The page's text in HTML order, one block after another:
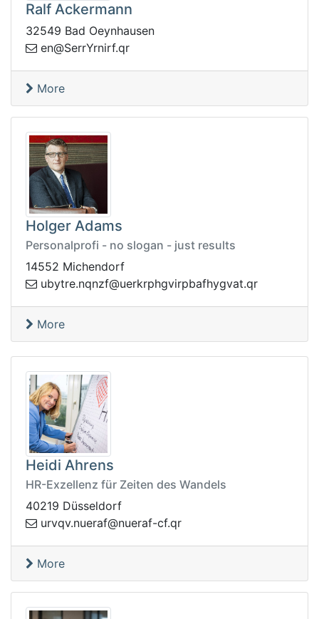
Ralf Ackermann
32549 Bad Oeynhausen
rq.frinrYrre
S@ne
More
Holger Adams
Personalprofi - no slogan - just results
14552 Michendorf
rq.tavgyhfabprivghprkreu@fznqn.er
tybu
More
Heidi Ahrens
HR-Exzellenz für Zeiten des Wandels
40219 Düsseldorf
rq.fc-fareun@fareun.
vqvru
More